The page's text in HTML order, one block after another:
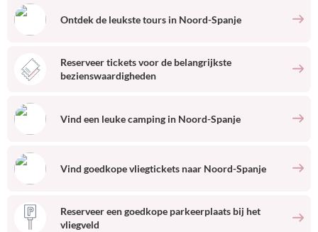
Ontdek de leukste tours in Noord-Spanje
Reserveer tickets voor de belangrijkste
bezienswaardigheden
Vind een leuke camping in Noord-Spanje
Vind goedkope vliegtickets naar Noord-Spanje
Reserveer een goedkope parkeerplaats bij het
vliegveld